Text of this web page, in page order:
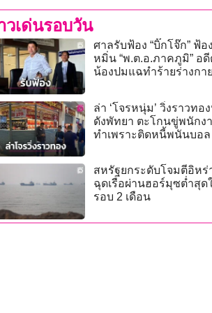
วเด่นรอบวัน
ศาลรับฟ้อง “บิ๊กโจ๊ก” ฟ้อง
หมิ่น “พ.ต.อ.ภาคภูมิ” อ
น้องปมแฉทำร้ายร่างกาย
ล่า ‘โจรหนุ่ม’ วิ่งราวทอ
ดังพัทยา ตะโกนขู่พนักง
ทำเพราะติดหนี้พนันบอล
สหรัฐยกระดับโจมตีอิหร่
ฉุดเรือผ่านฮอร์มุซต่ำสุด
รอบ 2 เดือน